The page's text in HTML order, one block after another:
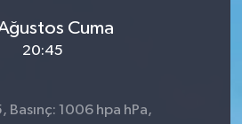
Cuma
20:45
Basınç: 1006 hpa hPa,